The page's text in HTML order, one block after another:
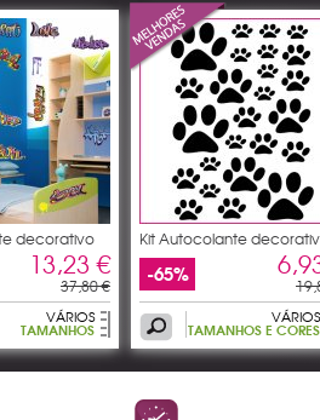
decorativo
13,23 €
37,80 €
VÁRIOS
TAMANHOS
Kit Autocolante
25
-65%
VÁRIOS
TAMANHOS E CORES